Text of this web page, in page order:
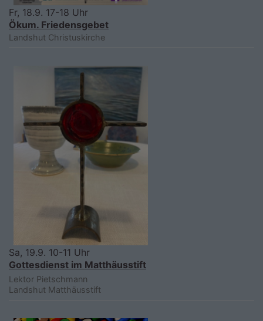
Fr, 18.9. 17-18 Uhr
Ökum. Friedensgebet
Landshut Christuskirche
Sa, 19.9. 10-11 Uhr
Gottesdienst im Matthäusstift
Lektor Pietschmann
Landshut Matthäusstift